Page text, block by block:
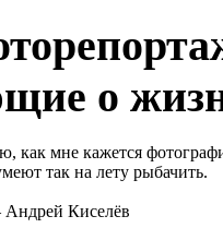
о
как мне кажется
так на лету рыбачить.
Андрей Киселёв